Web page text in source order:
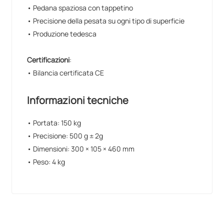
• Pedana spaziosa con tappetino
• Precisione della pesata su ogni tipo di superficie
• Produzione tedesca
Certificazioni:
• Bilancia certificata CE
Informazioni tecniche
• Portata: 150 kg
• Precisione: 500 g ± 2g
• Dimensioni: 300 × 105 × 460 mm
• Peso: 4 kg